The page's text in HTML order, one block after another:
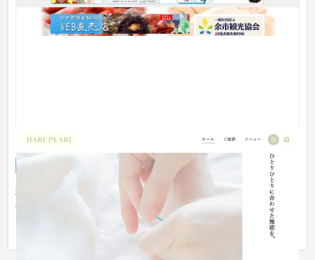
HARI PEARL
〜30万円
埼玉県さいたま市大宮にある鍼灸院様のホームページを制作さ
せていただきました！ 見やすくシンプルなデザインに仕上がり